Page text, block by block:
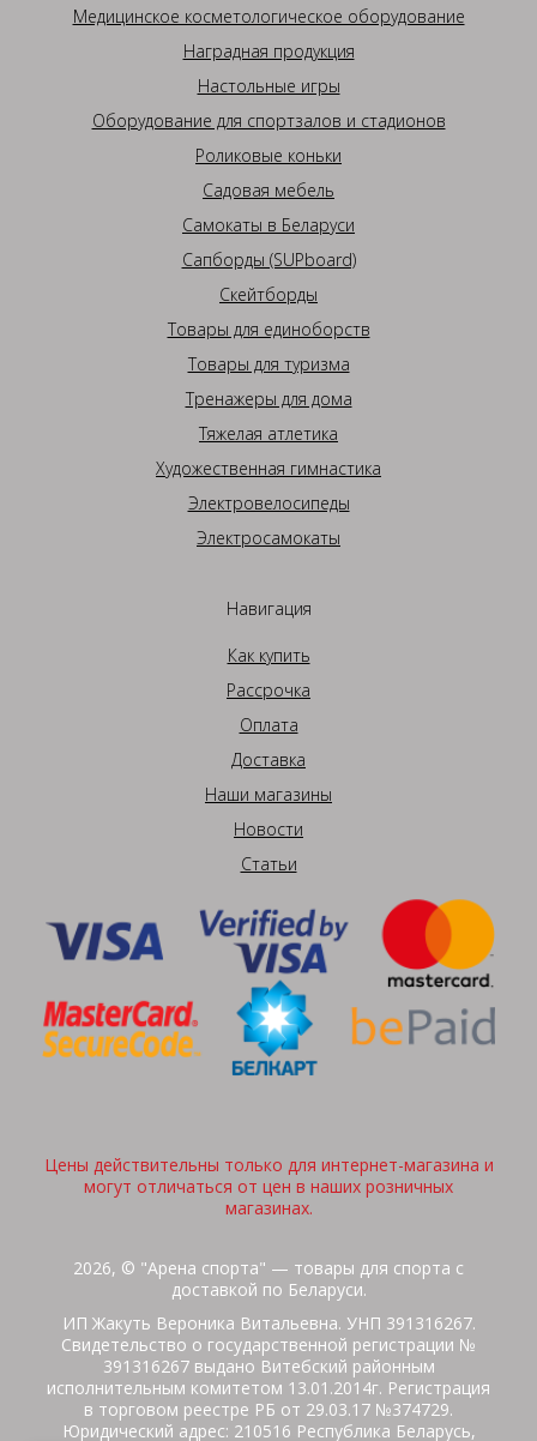
Медицинское косметологическое оборудование
Наградная продукция
Настольные игры
Оборудование для спортзалов и стадионов
Роликовые коньки
Садовая мебель
Самокаты в Беларуси
Сапборды (SUPboard)
Скейтборды
Товары для единоборств
Товары для туризма
Тренажеры для дома
Тяжелая атлетика
Художественная гимнастика
Электровелосипеды
Электросамокаты
Навигация
Как купить
Рассрочка
Оплата
Доставка
Наши магазины
Новости
Статьи
Цены действительны только для интернет-магазина и
могут отличаться от цен в наших розничных
магазинах.
2026, © "Арена спорта" — товары для спорта с
доставкой по Беларуси.
ИП Жакуть Вероника Витальевна. УНП 391316267.
Свидетельство о государственной регистрации №
391316267 выдано Витебский районным
исполнительным комитетом 13.01.2014г. Регистрация
в торговом реестре РБ от 29.03.17 №374729.
Юридический адрес: 210516 Республика Беларусь,